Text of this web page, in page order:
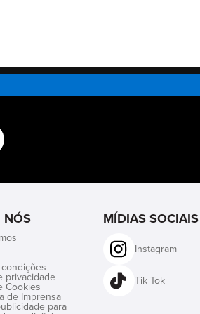
NÓS
privacidade
Cookies
de Imprensa
para
MÍDIAS SOCIAIS
Instagram
Tik Tok